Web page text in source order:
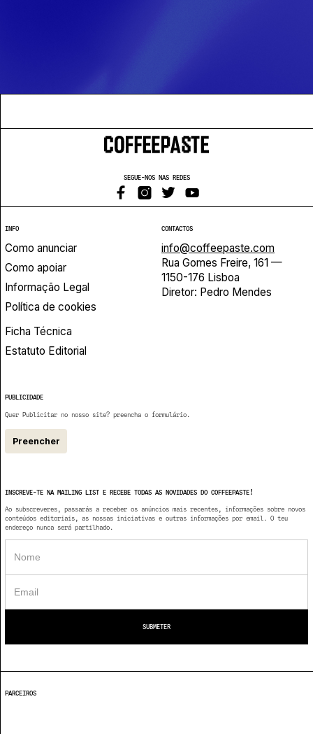
SEGUE-NOS NAS REDES
INFO
Como anunciar
Como apoiar
Informação Legal
Política de cookies
Ficha Técnica
Estatuto Editorial
CONTACTOS
info@coffeepaste.com
Rua Gomes Freire, 161 —
1150-176 Lisboa
Diretor: Pedro Mendes
PUBLICIDADE
Quer Publicitar no nosso site? preencha o formulário.
Preencher
INSCREVE-TE NA MAILING LIST E RECEBE TODAS AS NOVIDADES DO COFFEEPASTE!
Ao subscreveres, passarás a receber os anúncios mais recentes, informações sobre novos
conteúdos editoriais, as nossas iniciativas e outras informações por email. O teu
endereço nunca será partilhado.
PARCEIROS